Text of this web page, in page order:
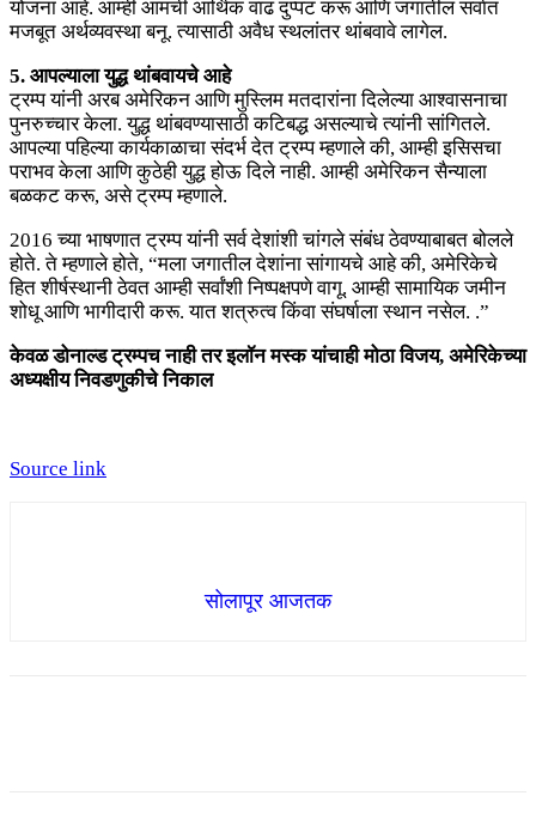
योजना आहे. आम्ही आमची आर्थिक वाढ दुप्पट करू आणि जगातील सर्वात
मजबूत अर्थव्यवस्था बनू. त्यासाठी अवैध स्थलांतर थांबवावे लागेल.
5. आपल्याला युद्ध थांबवायचे आहे
ट्रम्प यांनी अरब अमेरिकन आणि मुस्लिम मतदारांना दिलेल्या आश्वासनाचा
पुनरुच्चार केला. युद्ध थांबवण्यासाठी कटिबद्ध असल्याचे त्यांनी सांगितले.
आपल्या पहिल्या कार्यकाळाचा संदर्भ देत ट्रम्प म्हणाले की, आम्ही इसिसचा
पराभव केला आणि कुठेही युद्ध होऊ दिले नाही. आम्ही अमेरिकन सैन्याला
बळकट करू, असे ट्रम्प म्हणाले.
2016 च्या भाषणात ट्रम्प यांनी सर्व देशांशी चांगले संबंध ठेवण्याबाबत बोलले
होते. ते म्हणाले होते, “मला जगातील देशांना सांगायचे आहे की, अमेरिकेचे
हित शीर्षस्थानी ठेवत आम्ही सर्वांशी निष्पक्षपणे वागू. आम्ही सामायिक जमीन
शोधू आणि भागीदारी करू. यात शत्रुत्व किंवा संघर्षाला स्थान नसेल. .”
केवळ डोनाल्ड ट्रम्पच नाही तर इलॉन मस्क यांचाही मोठा विजय, अमेरिकेच्या
अध्यक्षीय निवडणुकीचे निकाल
Source link
सोलापूर आजतक